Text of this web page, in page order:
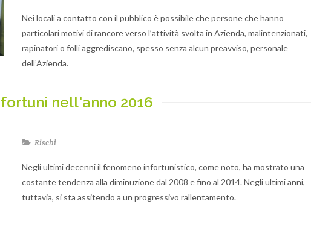
Nei locali a contatto con il pubblico è possibile che persone che hanno
particolari motivi di rancore verso l’attività svolta in Azienda, malintenzionati,
rapinatori o folli aggrediscano, spesso senza alcun preavviso, personale
dell’Azienda.
nell'anno 2016
Rischi
Negli ultimi decenni il fenomeno infortunistico, come noto, ha mostrato una
costante tendenza alla diminuzione dal 2008 e fino al 2014. Negli ultimi anni,
tuttavia, si sta assitendo a un progressivo rallentamento.